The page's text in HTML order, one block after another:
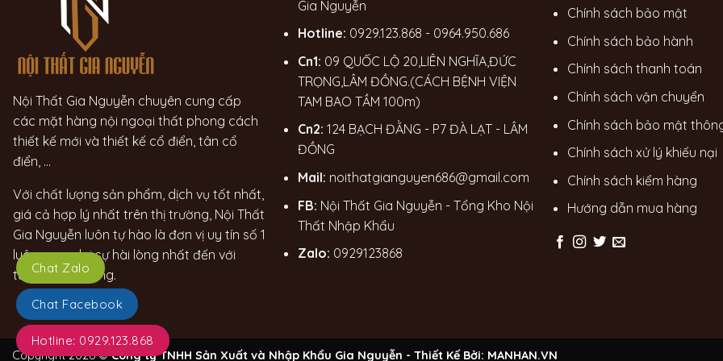
Nội Thất Gia Nguyễn chuyên cung cấp
các mặt hàng nội ngoại thất phong cách
thiết kế mới và thiết kế cổ điển, tân cổ
điển, ...
Với chất lượng sản phẩm, dịch vụ tốt nhất,
giá cả hợp lý nhất trên thị trường, Nội Thất
Gia Nguyễn luôn tự hào là đơn vị uy tín số 1
luôn mang lại sự hài lòng nhất đến với
từng khách hàng.
Gia Nguyễn
Hotline: 0929.123.868 - 0964.950.686
Cn1: 09 QUỐC LỘ 20,LIÊN NGHĨA,ĐỨC
TRỌNG,LÂM ĐỒNG.(CÁCH BỆNH VIỆN
TAM BAO TẦM 100m)
Cn2: 124 BẠCH ĐẰNG - P7 ĐÀ LẠT - LÂM
ĐỒNG
Mail: noithatgianguyen686@gmail.com
FB: Nội Thất Gia Nguyễn - Tổng Kho Nội
Thất Nhập Khẩu
Zalo: 0929123868
Chính sách bảo mật
Chính sách bảo hành
Chính sách thanh toán
Chính sách vận chuyển
Chính sách bảo mật
Chính sách xử lý khiếu nại
Chính sách kiểm hàng
Hướng dẫn mua hàng
Copyright 2026 ©Công ty TNHH Sản Xuất và Nhập Khẩu Gia Nguyễn - Thiết Kế Bởi: MANHAN.VN
Chat Zalo
Chat Facebook
Hotline: 0929.123.868